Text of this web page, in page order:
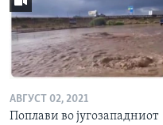
АВГУСТ 02, 2021
Поплави во југозападниот